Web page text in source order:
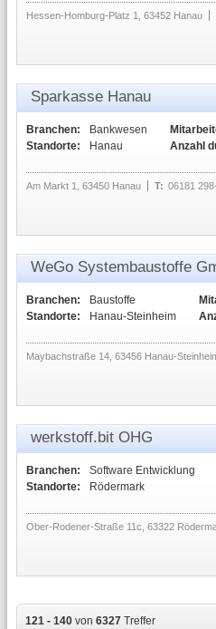
Hessen-Homburg-Platz 1, 63452 Hanau
Sparkasse Hanau
Branchen:
Bankwesen
Standorte:
Hanau
Anzahl
Am Markt 1, 63450 Hanau T: 06181
WeGo Systembaustoffe
Branchen:
Baustoffe
Standorte:
Hanau-Steinheim
Maybachstraße 14, 63456 Hanau-
werkstoff.bit OHG
Branchen:
Software Entwicklung
Standorte:
Rödermark
Ober-Rodener-Straße 11c, 63322
121 - 140 von 6327 Treffer